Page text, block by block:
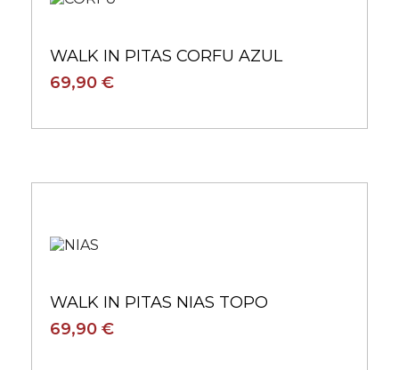
WALK IN PITAS CORFU AZUL
69,90 €
WALK IN PITAS NIAS TOPO
69,90 €